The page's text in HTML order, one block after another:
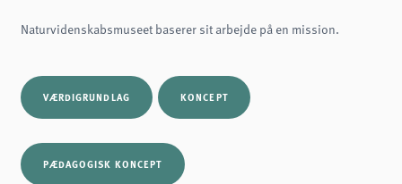
Naturvidenskabsmuseet baserer sit arbejde på en mission.
VÆRDIGRUNDLAG KONCEPT
PÆDAGOGISK KONCEPT